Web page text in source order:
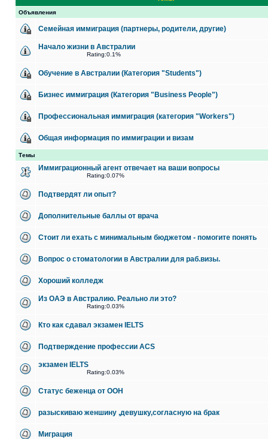
Объявления
Семейная иммиграция (партнеры, родители, другие)
Начало жизни в Австралии
Rating:0.1%
Обучение в Австралии (Категория "Students")
Бизнес иммиграция (Категория "Business People")
Профессиональная иммиграция (категория "Workers")
Общая информация по иммиграции и визам
Темы
Иммиграционный агент отвечает на ваши вопросы
Rating:0.07%
Подтвердят ли опыт?
Дополнительные баллы от врача
Стоит ли ехать с минимальным бюджетом - помогите понять
Вопрос о стоматологии в Австралии для раб.визы.
Хороший колледж
Из ОАЭ в Австралию. Реально ли это?
Rating:0.03%
Кто как сдавал экзамен IELTS
Подтверждение профессии ACS
экзамен IELTS
Rating:0.03%
Статус беженца от ООН
разыскиваю женшину ,девушку,согласную на брак
Миграция